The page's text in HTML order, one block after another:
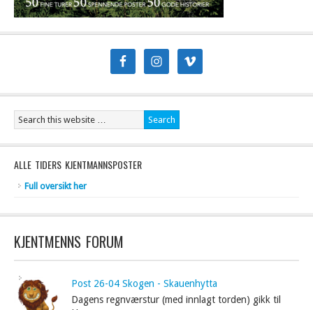
ALLE TIDERS KJENTMANNSPOSTER
Full oversikt her
KJENTMENNS FORUM
Post 26-04 Skogen - Skauenhytta
Dagens regnværstur (med innlagt torden) gikk til